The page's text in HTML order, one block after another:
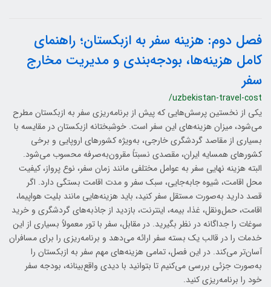
فصل دوم: هزینه سفر به ازبکستان؛ راهنمای
کامل هزینه‌ها، بودجه‌بندی و مدیریت مخارج
سفر
/uzbekistan-travel-cost
یکی از نخستین پرسش‌هایی که پیش از برنامه‌ریزی سفر به ازبکستان مطرح
می‌شود، میزان هزینه‌های این سفر است. خوشبختانه ازبکستان در مقایسه با
بسیاری از مقاصد گردشگری خارجی، به‌ویژه کشورهای اروپایی و برخی
کشورهای همسایه ایران، مقصدی نسبتاً مقرون‌به‌صرفه محسوب می‌شود.
البته هزینه نهایی سفر به عوامل مختلفی مانند زمان سفر، نوع پرواز، کیفیت
محل اقامت، شیوه جابه‌جایی، سبک سفر و مدت اقامت بستگی دارد. اگر
قصد دارید به‌صورت مستقل سفر کنید، باید هزینه‌هایی مانند بلیت هواپیما،
اقامت، حمل‌ونقل، غذا، بیمه، اینترنت، بازدید از جاذبه‌های گردشگری و خرید
سوغات را جداگانه در نظر بگیرید. در مقابل، سفر با تور معمولاً بسیاری از این
خدمات را در قالب یک بسته سفر ارائه می‌دهد و برنامه‌ریزی را برای مسافران
آسان‌تر می‌کند. در این فصل، تمامی هزینه‌های مهم سفر به ازبکستان را
به‌صورت جزئی بررسی می‌کنیم تا بتوانید با دیدی واقع‌بینانه، بودجه سفر
خود را برنامه‌ریزی کنید.